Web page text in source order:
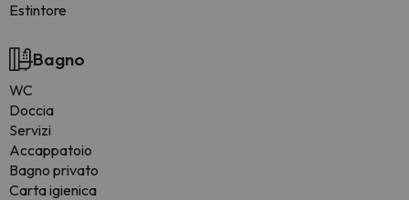
Estintore
Bagno
WC
Doccia
Servizi
Accappatoio
Bagno privato
Carta igienica